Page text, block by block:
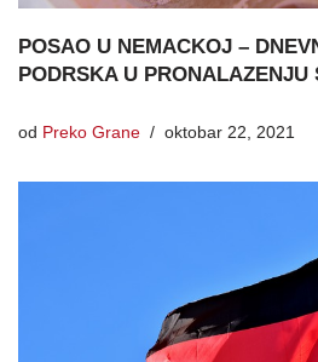
POSAO U NEMACKOJ –
PODRSKA U PRONALAZENJU
od Preko Grane oktobar 22, 2021